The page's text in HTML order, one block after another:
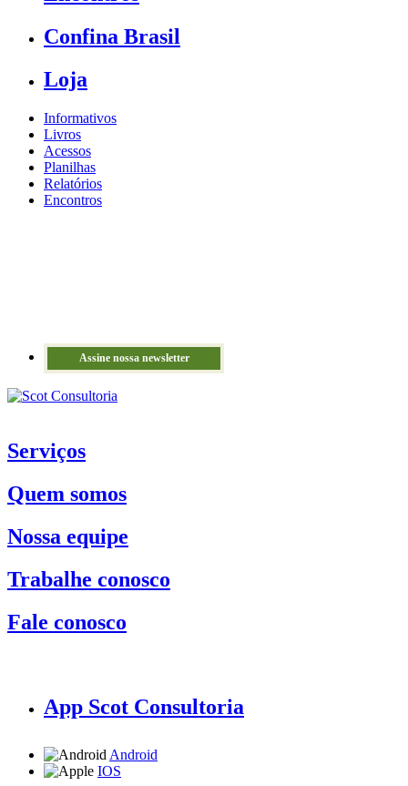
Confina Brasil
Loja
Informativos
Livros
Acessos
Planilhas
Relatórios
Encontros
Assine nossa newsletter
Serviços
Quem somos
Nossa equipe
Trabalhe conosco
Fale conosco
App Scot Consultoria
Android
IOS